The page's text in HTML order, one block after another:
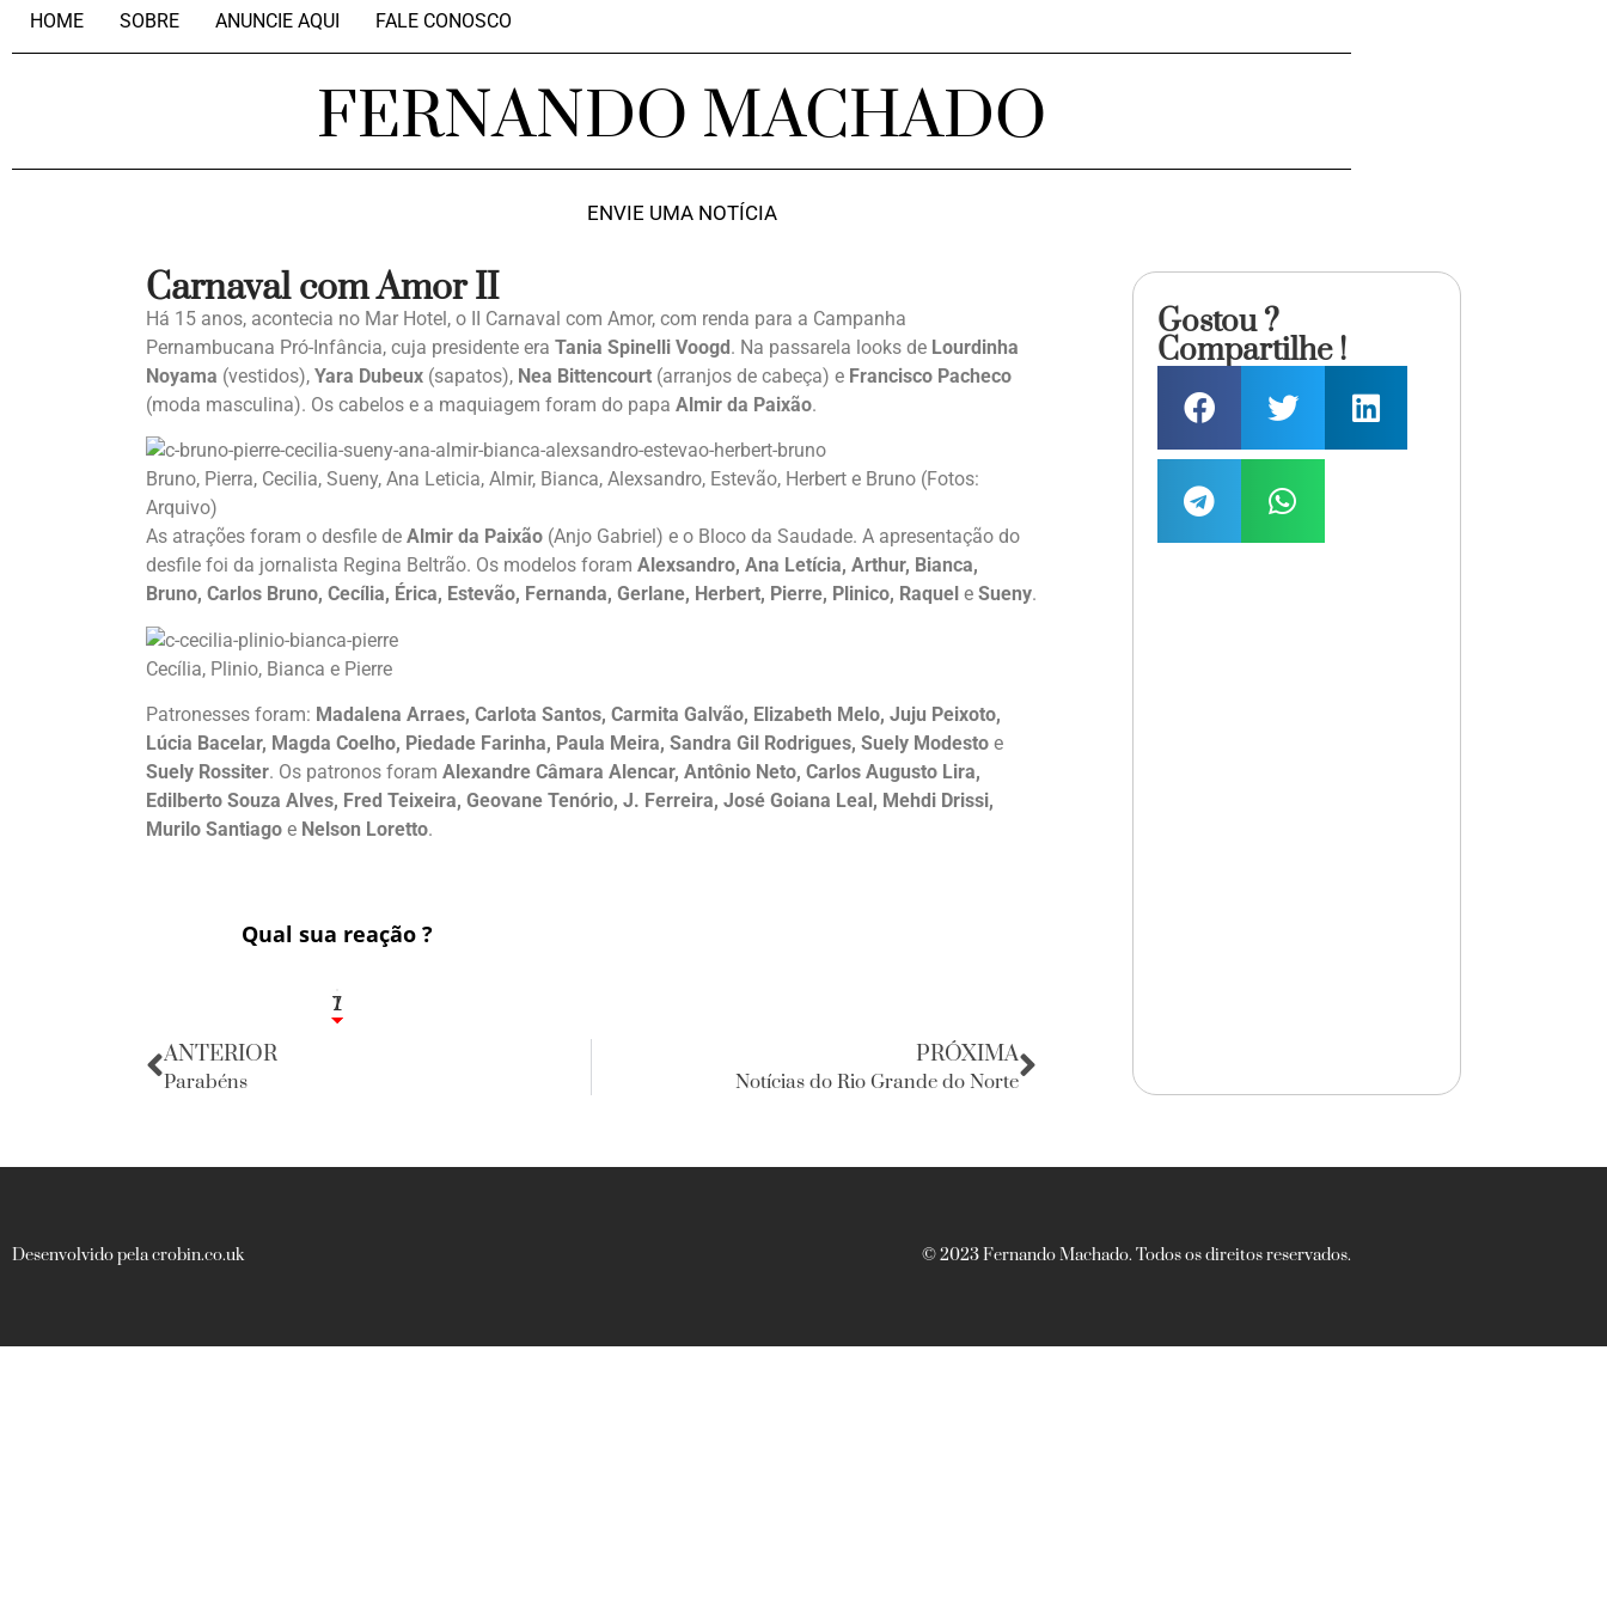
HOME SOBRE ANUNCIE AQUI FALE CONOSCO
FERNANDO MACHADO
ENVIE UMA NOTÍCIA
Carnaval com Amor II
Há 15 anos, acontecia no Mar Hotel, o II Carnaval com Amor, com renda para a Campanha
Pernambucana Pró-Infância, cuja presidente era Tania Spinelli Voogd. Na passarela looks de Lourdinha
Noyama (vestidos), Yara Dubeux (sapatos), Nea Bittencourt (arranjos de cabeça) e Francisco Pacheco
(moda masculina). Os cabelos e a maquiagem foram do papa Almir da Paixão.
Bruno, Pierra, Cecilia, Sueny, Ana Leticia, Almir, Bianca, Alexsandro, Estevão, Herbert e Bruno (Fotos:
Arquivo)
As atrações foram o desfile de Almir da Paixão (Anjo Gabriel) e o Bloco da Saudade. A apresentação do
desfile foi da jornalista Regina Beltrão. Os modelos foram Alexsandro, Ana Letícia, Arthur, Bianca,
Bruno, Carlos Bruno, Cecília, Érica, Estevão, Fernanda, Gerlane, Herbert, Pierre, Plinico, Raquel e Sueny.
Cecília, Plinio, Bianca e Pierre
Patronesses foram: Madalena Arraes, Carlota Santos, Carmita Galvão, Elizabeth Melo, Juju Peixoto,
Lúcia Bacelar, Magda Coelho, Piedade Farinha, Paula Meira, Sandra Gil Rodrigues, Suely Modesto e
Suely Rossiter. Os patronos foram Alexandre Câmara Alencar, Antônio Neto, Carlos Augusto Lira,
Edilberto Souza Alves, Fred Teixeira, Geovane Tenório, J. Ferreira, José Goiana Leal, Mehdi Drissi,
Murilo Santiago e Nelson Loretto.
Qual sua reação ?
1
7
ANTERIOR
Parabéns
PRÓXIMA
Notícias do Rio Grande do Norte
Gostou ?
Compartilhe !
Desenvolvido pela crobin.co.uk © 2023 Fernando Machado. Todos os direitos reservados.